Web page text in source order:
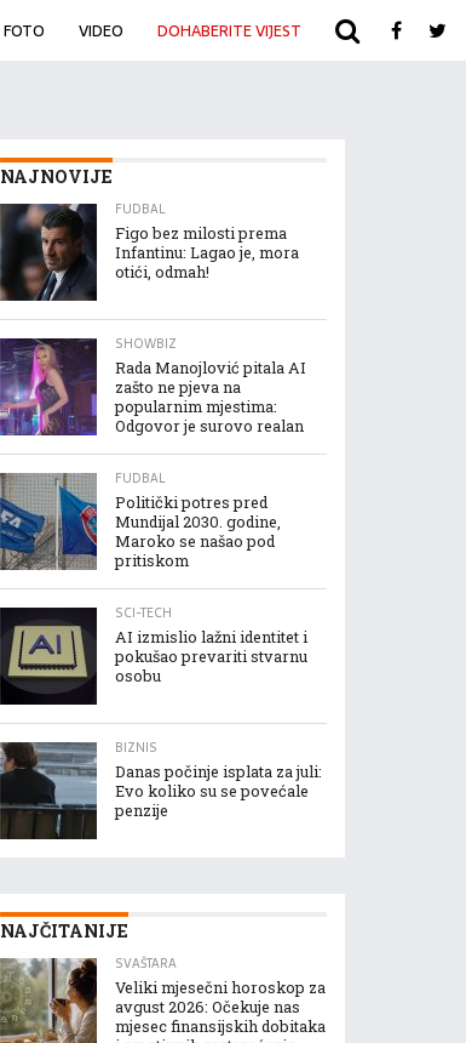
FOTO VIDEO DOHABERITE VIJEST ARHIVA
NAJNOVIJE
FUDBAL
Figo bez milosti prema
Infantinu: Lagao je, mora
otići, odmah!
SHOWBIZ
Rada Manojlović pitala AI
zašto ne pjeva na
popularnim mjestima:
Odgovor je surovo realan
FUDBAL
Politički potres pred
Mundijal 2030. godine,
Maroko se našao pod
pritiskom
SCI-TECH
AI izmislio lažni identitet i
pokušao prevariti stvarnu
osobu
BIZNIS
Danas počinje isplata za juli:
Evo koliko su se povećale
penzije
NAJČITANIJE
SVAŠTARA
Veliki mjesečni horoskop za
avgust 2026: Očekuje nas
mjesec finansijskih dobitaka